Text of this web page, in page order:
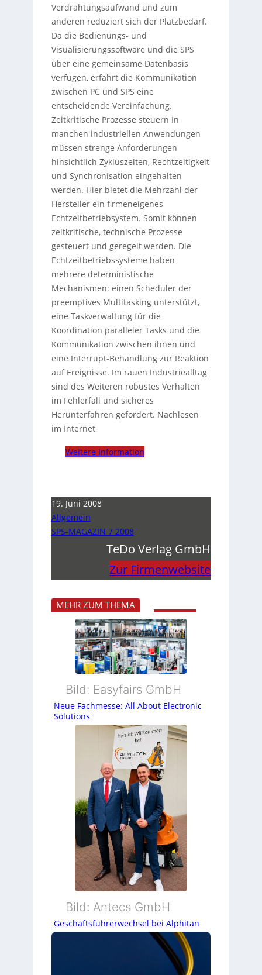
Verdrahtungsaufwand und zum
anderen reduziert sich der Platzbedarf.
Da die Bedienungs- und
Visualisierungssoftware und die SPS
über eine gemeinsame Datenbasis
verfügen, erfährt die Kommunikation
zwischen PC und SPS eine
entscheidende Vereinfachung.
Zeitkritische Prozesse steuern In
manchen industriellen Anwendungen
müssen strenge Anforderungen
hinsichtlich Zykluszeiten, Rechtzeitigkeit
und Synchronisation eingehalten
werden. Hier bietet die Mehrzahl der
Hersteller ein firmeneigenes
Echtzeitbetriebsystem. Somit können
zeitkritische, technische Prozesse
gesteuert und geregelt werden. Die
Echtzeitbetriebssysteme haben
mehrere deterministische
Mechanismen: einen Scheduler der
preemptives Multitasking unterstützt,
eine Taskverwaltung für die
Koordination paralleler Tasks und die
Kommunikation zwischen ihnen und
eine Interrupt-Behandlung zur Reaktion
auf Ereignisse. Im rauen Industriealltag
sind des Weiteren robustes Verhalten
im Fehlerfall und sicheres
Herunterfahren gefordert. Nachlesen
im Internet
Weitere Information
19. Juni 2008
Allgemein
SPS-MAGAZIN 7 2008
TeDo Verlag GmbH
Zur Firmenwebsite
MEHR ZUM THEMA
Bild: Easyfairs GmbH
Neue Fachmesse: All About Electronic
Solutions
Bild: Antecs GmbH
Geschäftsführerwechsel bei Alphitan